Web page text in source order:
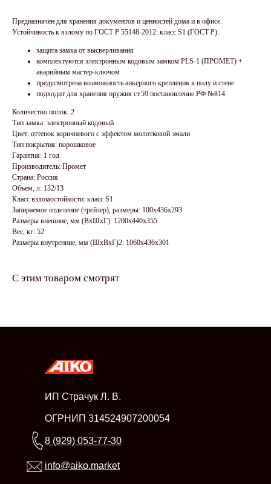
Предназначен для хранения документов и ценностей дома и в офисе.
Устойчивость к взлому по ГОСТ Р 55148-2012: класс S1 (ГОСТ Р).
защита замка от высверливания
комплектуются электронным кодовым замком PLS-1 (ПРОМЕТ) +
аварийным мастер-ключом
предусмотрена возможность анкерного крепления к полу и стене
подходит для хранения оружия ст.59 постановление РФ №814
Количество полок: 2
Тип замка: электронный кодовый
Цвет: оттенок коричневого с эффектом молотковой эмали
Тип покрытия: порошковое
Гарантия: 1 год
Производитель: Промет
Страна: Россия
Объем, л: 132/13
Класс взломостойкости: класс S1
Запираемое отделение (трейзер), размеры: 100x436x293
Размеры внешние, мм (ВхШхГ): 1200x440x355
Вес, кг: 52
Размеры внутренние, мм (ШхВхГ)2: 1060x436x301
С этим товаром смотрят
ИП Страчук Л. В.
ОГРНИП 314524907200054
8 (929) 053-77-30
info@aiko.market